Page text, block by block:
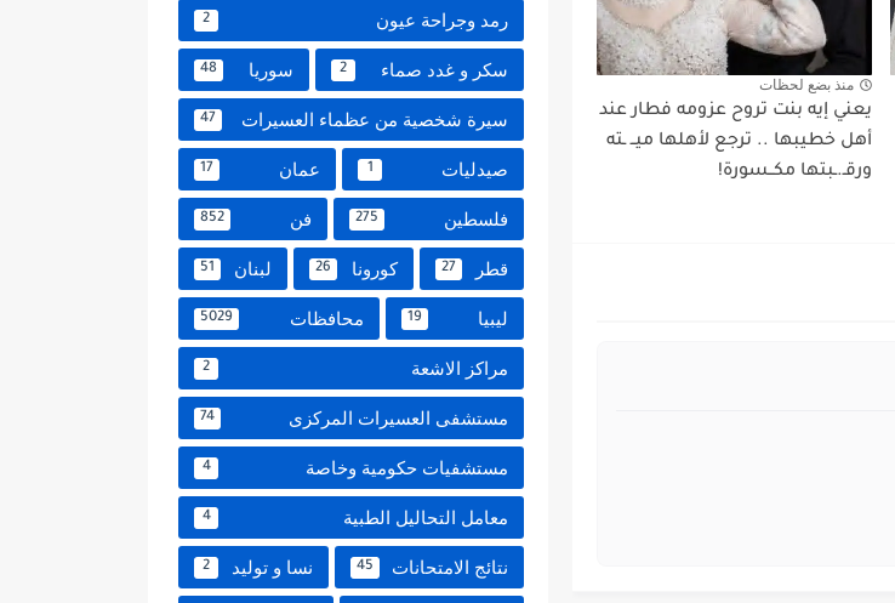
منذ بضع لحظات
يعني إيه بنت تروح عزومه فطار عند
أهل خطيبها .. ترجع لأهلها ميــ ـته
ورقـ.ـبتها مكــسورة!
رمد وجراحة عيون 2
سكر و غدد صماء 2 سوريا 48
سيرة شخصية من عظماء العسيرات 47
صيدليات 1 عمان 17
فلسطين 275 فن 852
قطر 27 كورونا 26 لبنان 51
ليبيا 19 محافظات 5029
مراكز الاشعة 2
مستشفى العسيرات المركزى 74
مستشفيات حكومية وخاصة 4
معامل التحاليل الطبية 4
نتائج الامتحانات 45 نسا و توليد 2